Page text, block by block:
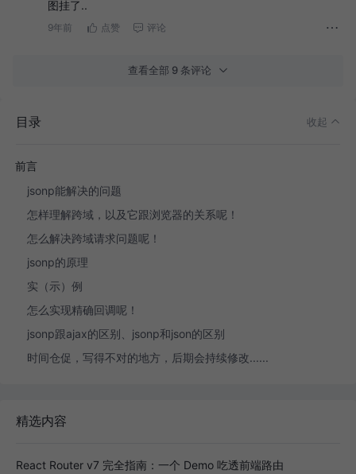
图挂了..
9年前 点赞 评论
查看全部 9 条评论
目录 收起
前言
jsonp能解决的问题
怎样理解跨域，以及它跟浏览器的关系呢！
怎么解决跨域请求问题呢！
jsonp的原理
实（示）例
怎么实现精确回调呢！
jsonp跟ajax的区别、jsonp和json的区别
时间仓促，写得不对的地方，后期会持续修改......
精选内容
React Router v7 完全指南：一个 Demo 吃透前端路由